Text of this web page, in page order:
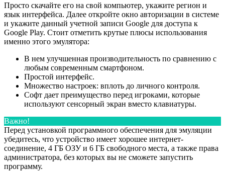
Просто скачайте его на свой компьютер, укажите регион и
язык интерфейса. Далее откройте окно авторизации в системе
и укажите данный учетной записи Google для доступа к
Google Play. Стоит отметить крутые плюсы использования
именно этого эмулятора:
В нем улучшенная производительность по сравнению с
любым современным смартфоном.
Простой интерфейс.
Множество настроек: вплоть до личного контроля.
Софт дает преимущество перед игроками, которые
используют сенсорный экран вместо клавиатуры.
Важно!
Перед установкой программного обеспечения для эмуляции
убедитесь, что устройство имеет хорошее интернет-
соединение, 4 ГБ ОЗУ и 6 ГБ свободного места, а также права
администратора, без которых вы не сможете запустить
программу.